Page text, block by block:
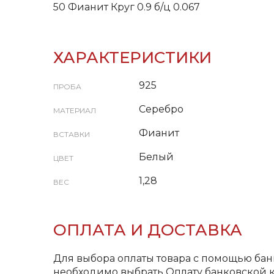
50 Фианит Круг 0.9 б/ц 0.067
ХАРАКТЕРИСТИКИ
ПРОБА 925
МАТЕРИАЛ Серебро
ВСТАВКИ Фианит
ЦВЕТ Белый
ВЕС 1,28
ОПЛАТА И ДОСТАВКА
Для выбора оплаты товара с помощью